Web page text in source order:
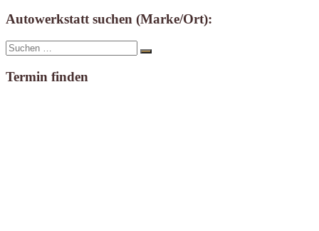
Autowerkstatt suchen (Marke/Ort):
Suche
nach:
Suchen
Termin finden